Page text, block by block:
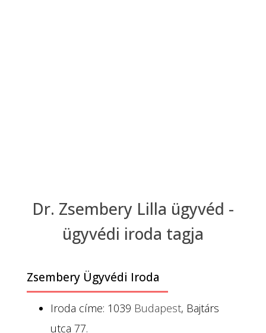
Dr. Zsembery Lilla ügyvéd -
ügyvédi iroda tagja
Zsembery Ügyvédi Iroda
Iroda címe: 1039 Budapest, Bajtárs
utca 77.